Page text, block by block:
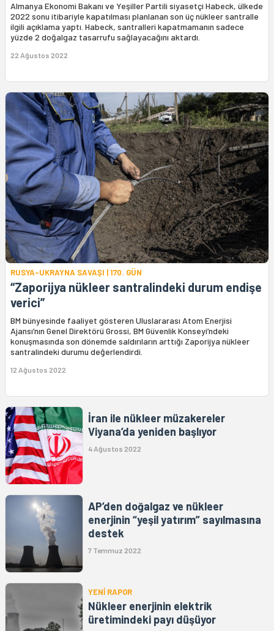
Almanya Ekonomi Bakanı ve Yeşiller Partili siyasetçi Habeck, ülkede
2022 sonu itibariyle kapatılması planlanan son üç nükleer santralle
ilgili açıklama yaptı. Habeck, santralleri kapatmamanın sadece
yüzde 2 doğalgaz tasarrufu sağlayacağını aktardı.
22 Ağustos 2022
RUSYA-UKRAYNA SAVAŞI | 170. GÜN
“Zaporijya nükleer santralindeki durum endişe
verici”
BM bünyesinde faaliyet gösteren Uluslararası Atom Enerjisi
Ajansı’nın Genel Direktörü Grossi, BM Güvenlik Konseyi’ndeki
konuşmasında son dönemde saldırıların arttığı Zaporijya nükleer
santralindeki durumu değerlendirdi.
12 Ağustos 2022
İran ile nükleer müzakereler
Viyana’da yeniden başlıyor
4 Ağustos 2022
AP’den doğalgaz ve nükleer
enerjinin “yeşil yatırım” sayılmasına
destek
7 Temmuz 2022
YENİ RAPOR
Nükleer enerjinin elektrik
üretimindeki payı düşüyor